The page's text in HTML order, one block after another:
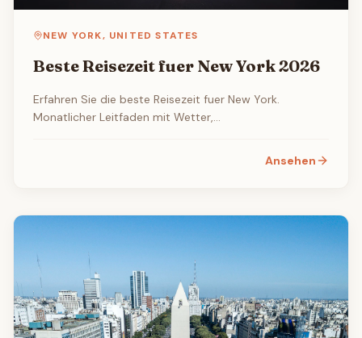
NEW YORK, UNITED STATES
Beste Reisezeit fuer New York 2026
Erfahren Sie die beste Reisezeit fuer New York.
Monatlicher Leitfaden mit Wetter,
Ansehen